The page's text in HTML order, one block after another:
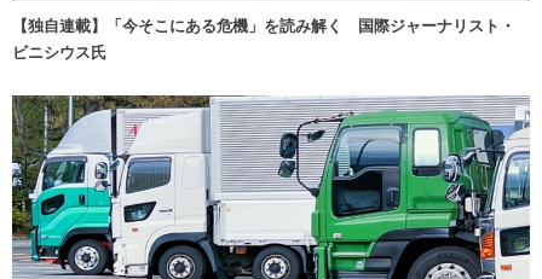
【独自連載】「今そこにある危機」を読み解く 国際ジャーナリスト・
ビニシウス氏